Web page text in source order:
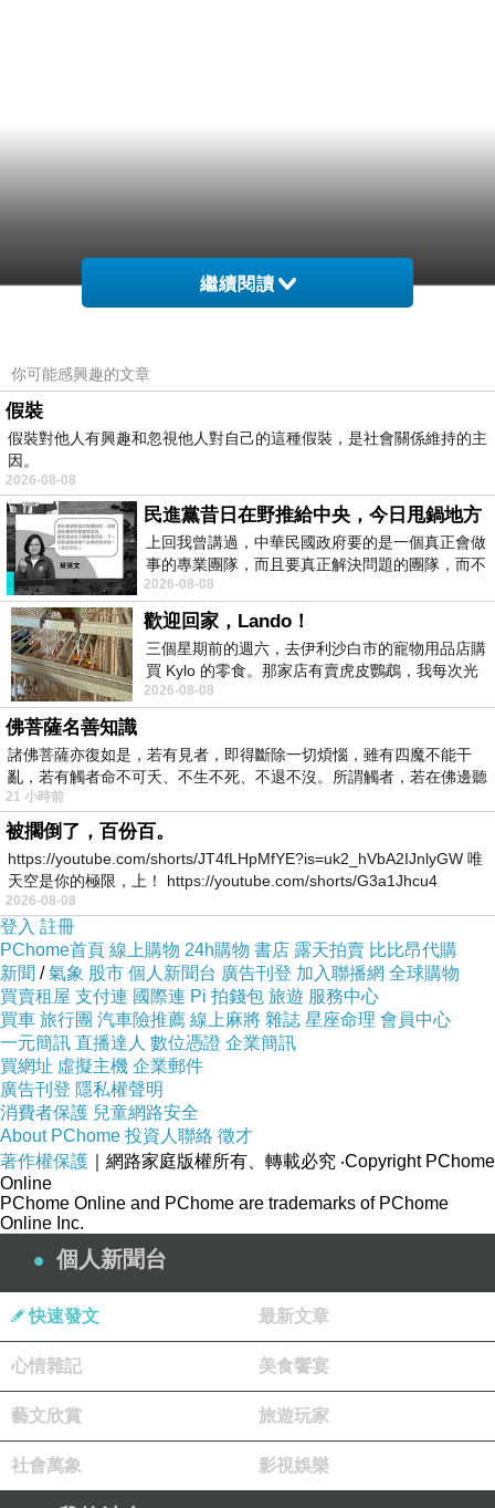
繼續閱讀
你可能感興趣的文章
假裝
假裝對他人有興趣和忽視他人對自己的這種假裝，是社會關係維持的主
因。
2026-08-08
民進黨昔日在野推給中央，今日甩鍋地方
上回我曾講過，中華民國政府要的是一個真正會做
事的專業團隊，而且要真正解決問題的團隊，而不
是只會到處甩鍋的雙標團隊，最近民進黨
2026-08-08
歡迎回家，Lando！
三個星期前的週六，去伊利沙白市的寵物用品店購
買 Kylo 的零食。那家店有賣虎皮鸚鵡，我每次光
顧都會去看一下。他們偶爾會引進 C
2026-08-08
佛菩薩名善知識
諸佛菩薩亦復如是，若有見者，即得斷除一切煩惱，雖有四魔不能干
亂，若有觸者命不可夭、不生不死、不退不沒。所謂觸者，若在佛邊聽
受
21 小時前
被擱倒了，百份百。
https://youtube.com/shorts/JT4fLHpMfYE?is=uk2_hVbA2IJnlyGW 唯
天空是你的極限，上！ https://youtube.com/shorts/G3a1Jhcu4
2026-08-08
登入 註冊
PChome首頁 線上購物 24h購物 書店 露天拍賣 比比昂代購
新聞 /氣象 股市 個人新聞台 廣告刊登 加入聯播網 全球購物
買賣租屋 支付連 國際連 Pi 拍錢包 旅遊 服務中心
買車 旅行團 汽車險推薦 線上麻將 雜誌 星座命理 會員中心
一元簡訊 直播達人 數位憑證 企業簡訊
買網址 虛擬主機 企業郵件
廣告刊登 隱私權聲明
消費者保護 兒童網路安全
About PChome 投資人聯絡 徵才
著作權保護 ｜網路家庭版權所有、轉載必究 ‧Copyright PChome
Online
PChome Online and PChome are trademarks of PChome
Online Inc.
個人新聞台
快速發文 最新文章
心情雜記 美食饗宴
藝文欣賞 旅遊玩家
社會萬象 影視娛樂